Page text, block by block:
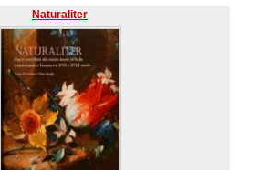
Naturaliter